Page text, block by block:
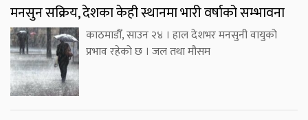
मनसुन सक्रिय, देशका केही स्थानमा भारी वर्षाको सम्भावना
काठमाडौँ, साउन २४ । हाल देशभर मनसुनी वायुको
प्रभाव रहेको छ । जल तथा मौसम